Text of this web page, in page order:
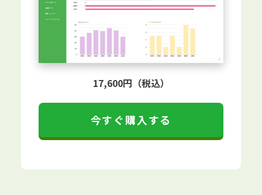
17,600円（税込）
今すぐ購入する